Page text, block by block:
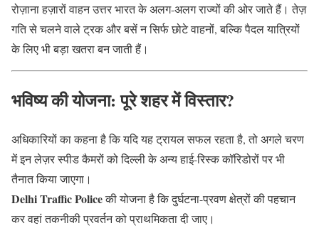
रोज़ाना हज़ारों वाहन उत्तर भारत के अलग-अलग राज्यों की ओर जाते हैं। तेज़
गति से चलने वाले ट्रक और बसें न सिर्फ छोटे वाहनों, बल्कि पैदल यात्रियों
के लिए भी बड़ा खतरा बन जाती हैं।
भविष्य की योजना: पूरे शहर में विस्तार?
अधिकारियों का कहना है कि यदि यह ट्रायल सफल रहता है, तो अगले चरण
में इन लेज़र स्पीड कैमरों को दिल्ली के अन्य हाई-रिस्क कॉरिडोरों पर भी
तैनात किया जाएगा।
Delhi Traffic Policeकी योजना है कि दुर्घटना-प्रवण क्षेत्रों की पहचान
कर वहां तकनीकी प्रवर्तन को प्राथमिकता दी जाए।